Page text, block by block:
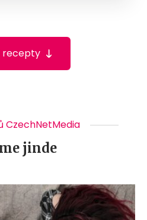
recepty
CzechNetMedia
jinde